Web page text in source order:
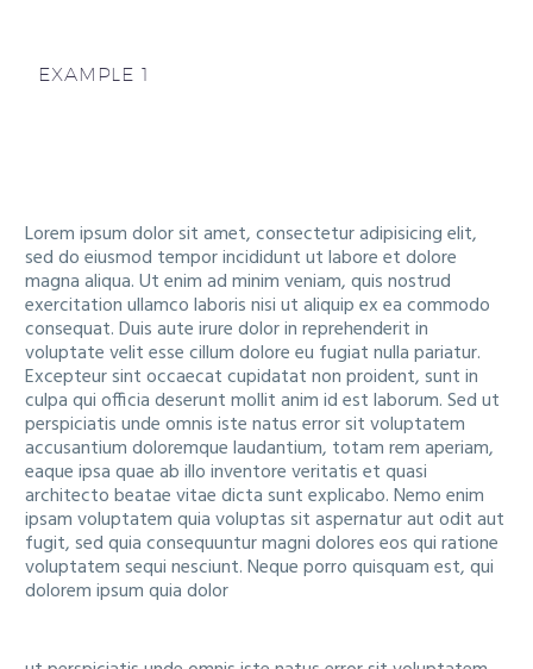
EXAMPLE 1
Lorem ipsum dolor sit amet, consectetur adipisicing elit,
sed do eiusmod tempor incididunt ut labore et dolore
magna aliqua. Ut enim ad minim veniam, quis nostrud
exercitation ullamco laboris nisi ut aliquip ex ea commodo
consequat. Duis aute irure dolor in reprehenderit in
voluptate velit esse cillum dolore eu fugiat nulla pariatur.
Excepteur sint occaecat cupidatat non proident, sunt in
culpa qui officia deserunt mollit anim id est laborum. Sed ut
perspiciatis unde omnis iste natus error sit voluptatem
accusantium doloremque laudantium, totam rem aperiam,
eaque ipsa quae ab illo inventore veritatis et quasi
architecto beatae vitae dicta sunt explicabo. Nemo enim
ipsam voluptatem quia voluptas sit aspernatur aut odit aut
fugit, sed quia consequuntur magni dolores eos qui ratione
voluptatem sequi nesciunt. Neque porro quisquam est, qui
dolorem ipsum quia dolor